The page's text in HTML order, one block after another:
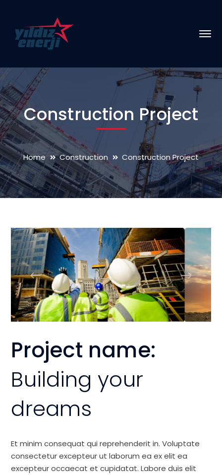
Construction Project
Home Construction Construction Project
Project name:
Building your
dreams
Et minim consequat qui reprehenderit in. Voluptate
consectetur excepteur ut laborum ea ex elit ea
excepteur occaecat et cupidatat. Labore duis elit